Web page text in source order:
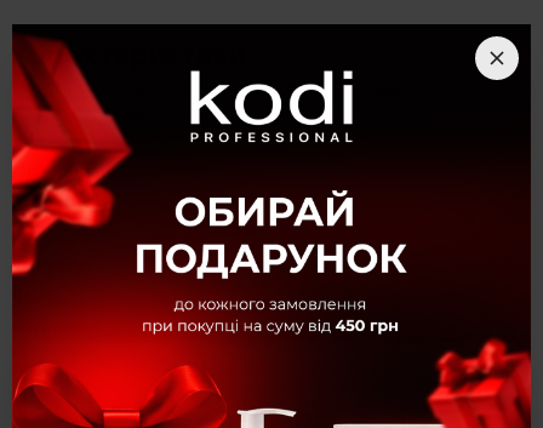
×
Характеристики
Футболка MakeUp косая (цвет: белый, размер XL)
Материал
Размер
Тип
Оттенок Белый
Белый
Футболки
Описание